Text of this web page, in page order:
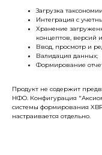
Загрузка
Интеграция с
Хранение
концептов, версий
Ввод, просмотр и
Валидация данных;
Формирование
Продукт не содержит
НФО. Конфигурация
системы формирования
настраивается отдельно.